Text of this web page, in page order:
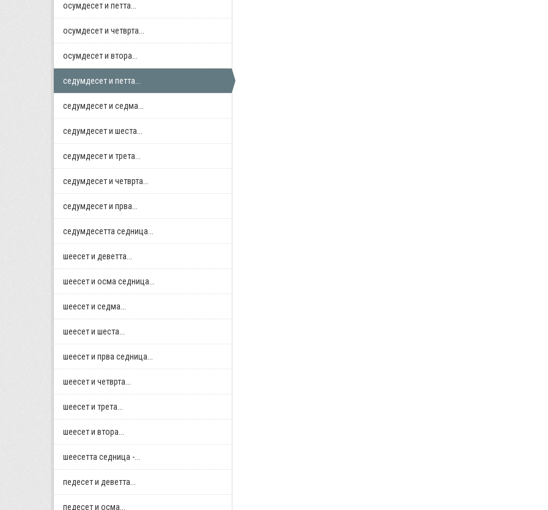
осумдесет и петта...
осумдесет и четврта...
осумдесет и втора...
седумдесет и петта...
седумдесет и седма...
седумдесет и шеста...
седумдесет и трета...
седумдесет и четврта...
седумдесет и прва...
седумдесетта седница...
шеесет и деветта...
шеесет и осма седница...
шеесет и седма...
шеесет и шеста...
шеесет и прва седница...
шеесет и четврта...
шеесет и трета...
шеесет и втора...
шеесетта седница -...
педесет и деветта...
педесет и осма...